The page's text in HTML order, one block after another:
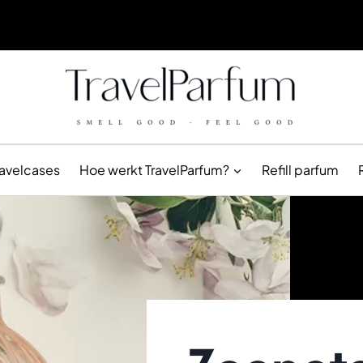
Hoe werkt TravelParfum? Refill parfum